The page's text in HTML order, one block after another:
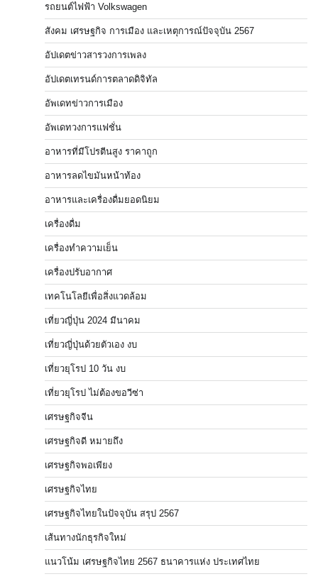
รถยนต์ไฟฟ้า Volkswagen
สังคม เศรษฐกิจ การเมือง และเหตุการณ์ปัจจุบัน 2567
อัปเดตข่าวสารวงการเพลง
อัปเดตเทรนด์การตลาดดิจิทัล
อัพเดทข่าวการเมือง
อัพเดทวงการแฟชั่น
อาหารที่มีโปรตีนสูง ราคาถูก
อาหารลดไขมันหน้าท้อง
อาหารและเครื่องดื่มยอดนิยม
เครื่องดื่ม
เครื่องทำความเย็น
เครื่องปรับอากาศ
เทคโนโลยีเพื่อสิ่งแวดล้อม
เที่ยวญี่ปุ่น 2024 มีนาคม
เที่ยวญี่ปุ่นด้วยตัวเอง งบ
เที่ยวยุโรป 10 วัน งบ
เที่ยวยุโรป ไม่ต้องขอวีซ่า
เศรษฐกิจจีน
เศรษฐกิจดี หมายถึง
เศรษฐกิจพอเพียง
เศรษฐกิจไทย
เศรษฐกิจไทยในปัจจุบัน สรุป 2567
เส้นทางนักธุรกิจใหม่
แนวโน้ม เศรษฐกิจไทย 2567 ธนาคารแห่ง ประเทศไทย